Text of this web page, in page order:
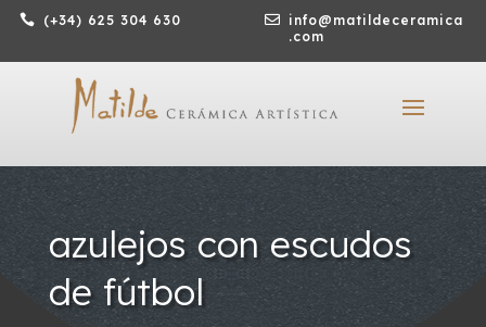
 (+34) 625 304 630 
info@matildeceramica
.com
azulejos con escudos
de fútbol